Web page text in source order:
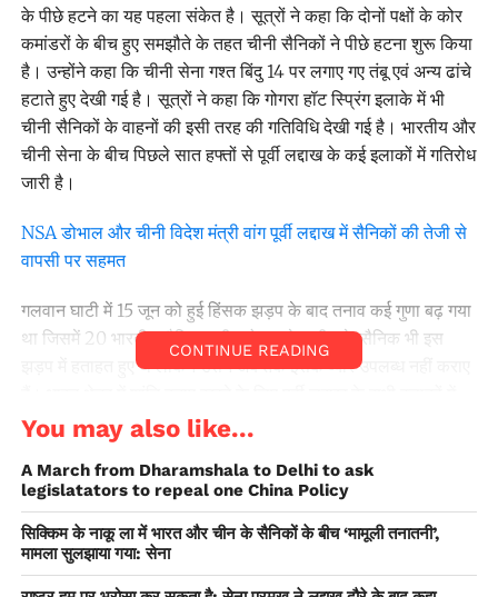
के पीछे हटने का यह पहला संकेत है। सूत्रों ने कहा कि दोनों पक्षों के कोर
कमांडरों के बीच हुए समझौते के तहत चीनी सैनिकों ने पीछे हटना शुरू किया
है। उन्होंने कहा कि चीनी सेना गश्त बिंदु 14 पर लगाए गए तंबू एवं अन्य ढांचे
हटाते हुए देखी गई है। सूत्रों ने कहा कि गोगरा हॉट स्प्रिंग इलाके में भी
चीनी सैनिकों के वाहनों की इसी तरह की गतिविधि देखी गई है। भारतीय और
चीनी सेना के बीच पिछले सात हफ्तों से पूर्वी लद्दाख के कई इलाकों में गतिरोध
जारी है।
NSA डोभाल और चीनी विदेश मंत्री वांग पूर्वी लद्दाख में सैनिकों की तेजी से
वापसी पर सहमत
गलवान घाटी में 15 जून को हुई हिंसक झड़प के बाद तनाव कई गुणा बढ़ गया
था जिसमें 20 भारतीय सैनिक शहीद हो गए थे। चीन के सैनिक भी इस
झड़प में हताहत हुए थे लेकिन उसने अब तक इसके ब्योरे उपलब्ध नहीं कराए
पूर्व यथास्थिति बहाल करने पर जोर देता आया है। क्षेत्र में तनाव को कम
करने के लिए भारत और चीन के बीच कई चरणों की कूटनीतिक एवं सैन्य
वार्ताएं हुई हैं। हालांकि, दोनों पक्षों के क्षेत्र से बलों को पीछे हटाने की
प्रक्रिया शुरू करने पर सहमत होने के बावजूद गतिरोध समाप्त होने के कोई
संकेत नजर नहीं आ रहे थे।
CONTINUE READING
You may also like...
A March from Dharamshala to Delhi to ask
legislatators to repeal one China Policy
सिक्किम के नाकू ला में भारत और चीन के सैनिकों के बीच ‘मामूली तनातनी’,
मामला सुलझाया गया: सेना